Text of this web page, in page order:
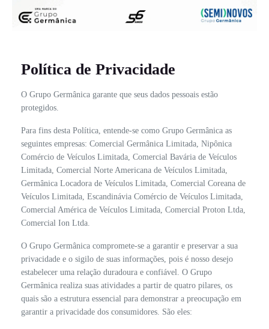
Política de Privacidade
O Grupo Germânica garante que seus dados pessoais estão
protegidos.
Para fins desta Política, entende-se como Grupo Germânica as
seguintes empresas: Comercial Germânica Limitada, Nipônica
Comércio de Veículos Limitada, Comercial Bavária de Veículos
Limitada, Comercial Norte Americana de Veículos Limitada,
Germânica Locadora de Veículos Limitada, Comercial Coreana de
Veículos Limitada, Escandinávia Comércio de Veículos Limitada,
Comercial América de Veículos Limitada, Comercial Proton Ltda,
Comercial Ion Ltda.
O Grupo Germânica compromete-se a garantir e preservar a sua
privacidade e o sigilo de suas informações, pois é nosso desejo
estabelecer uma relação duradoura e confiável. O Grupo
Germânica realiza suas atividades a partir de quatro pilares, os
quais são a estrutura essencial para demonstrar a preocupação em
garantir a privacidade dos consumidores. São eles: